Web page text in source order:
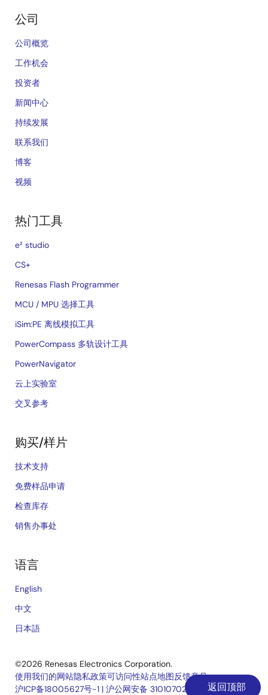
返回顶部
公司
公司概览
工作机会
投资者
新闻中心
持续发展
联系我们
博客
视频
热门工具
e² studio
CS+
Renesas Flash Programmer
MCU / MPU 选择工具
iSim:PE 离线模拟工具
PowerCompass 多轨设计工具
PowerNavigator
云上实验室
交叉参考
购买/样片
技术支持
免费样品申请
检查库存
销售办事处
语言
English
中文
日本語
©2026 Renesas Electronics Corporation.
使用我们的网站隐私政策可访问性站点地图反馈意见
沪ICP备18005627号-1 | 沪公网安备 31010702006910号